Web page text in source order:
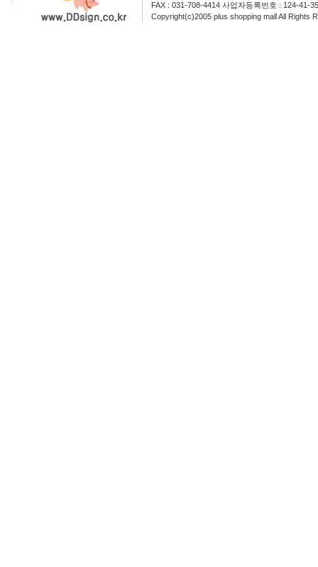
FAX : 031-708-4414 사업자등록번호 : 124-41-
Copyright(c)2005 plus shopping mall All Rights